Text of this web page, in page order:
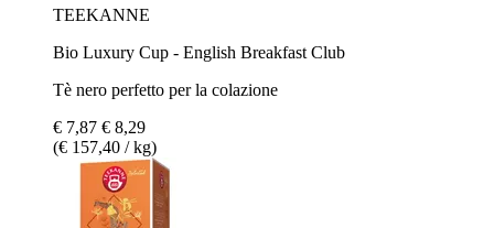
TEEKANNE
Bio Luxury Cup - English Breakfast Club
Tè nero perfetto per la colazione
€ 7,87 € 8,29
(€ 157,40 / kg)